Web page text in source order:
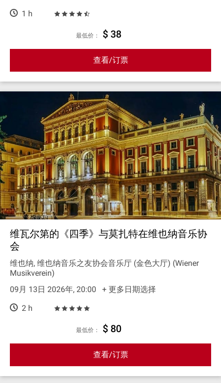
1 h
最低价： $ 38
查看/订票
维瓦尔第的《四季》与莫扎特在维也纳音乐协
会
维也纳, 维也纳音乐之友协会音乐厅 (金色大厅) (Wiener
Musikverein)
09月 13日 2026年, 20:00
+ 更多日期选择
2 h
最低价： $ 80
查看/订票